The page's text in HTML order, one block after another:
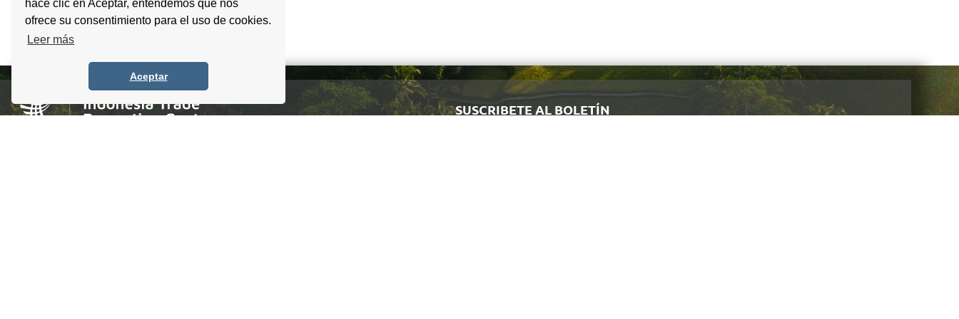
hace clic en Aceptar, entendemos que nos
ofrece su consentimiento para el uso de cookies.
Leer más
Aceptar
SUSCRIBETE AL BOLETÍN